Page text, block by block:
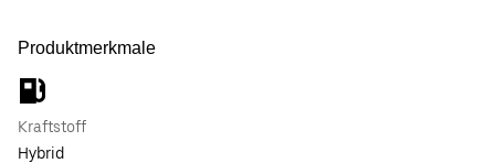
Produktmerkmale
Kraftstoff
Hybrid